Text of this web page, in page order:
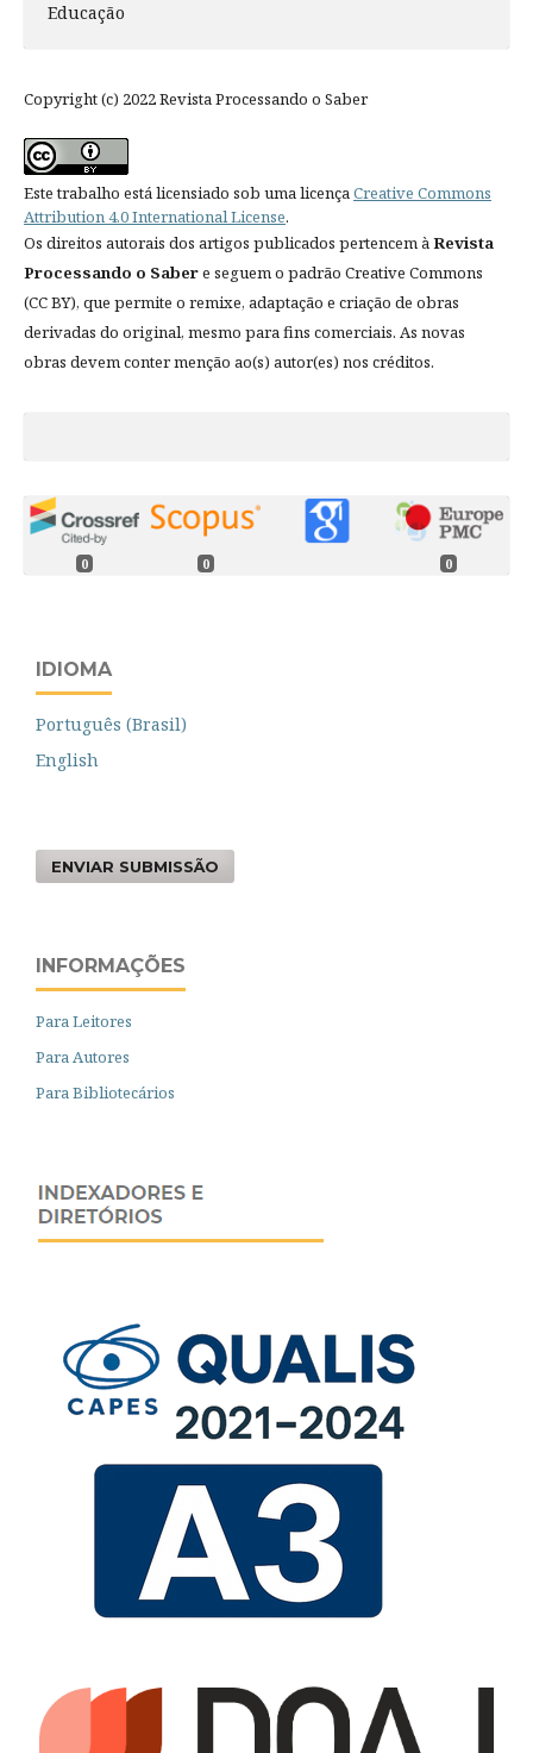
Educação
Copyright (c) 2022 Revista Processando o Saber
Este trabalho está licensiado sob uma licençaCreative Commons
Attribution 4.0 International License.
Os direitos autorais dos artigos publicados pertencem àRevista
Processando o Sabere seguem o padrão Creative Commons
(CC BY), que permite o remixe, adaptação e criação de obras
derivadas do original, mesmo para fins comerciais. As novas
obras devem conter menção ao(s) autor(es) nos créditos.
0 0 0
IDIOMA
Português (Brasil)
English
ENVIAR SUBMISSÃO
INFORMAÇÕES
Para Leitores
Para Autores
Para Bibliotecários